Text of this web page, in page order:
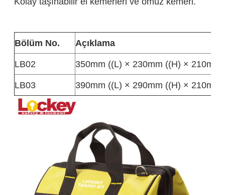
Bölüm No.
Açıklama
LB02
350mm ((L) × 230mm ((H) × 210mm
LB03
390mm ((L) × 290mm ((H) × 210mm